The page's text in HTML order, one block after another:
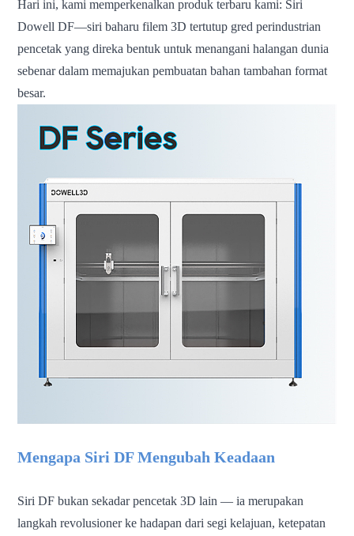
Hari ini, kami memperkenalkan produk terbaru kami: Siri
Dowell DF—siri baharu filem 3D tertutup gred perindustrian
pencetak yang direka bentuk untuk menangani halangan dunia
sebenar dalam memajukan pembuatan bahan tambahan format
besar.
Mengapa Siri DF Mengubah Keadaan
Siri DF bukan sekadar pencetak 3D lain — ia merupakan
langkah revolusioner ke hadapan dari segi kelajuan, ketepatan